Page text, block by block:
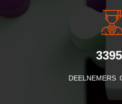
DEELNEMERS